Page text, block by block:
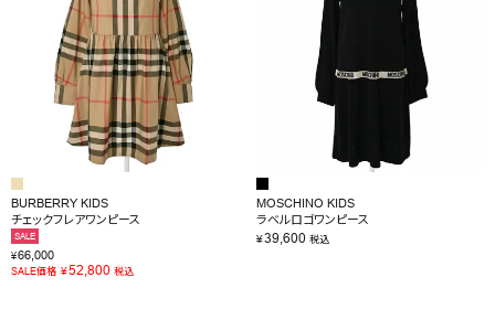
BURBERRY KIDS
チェックフレアワンピース
SALE
¥66,000
SALE価格 ¥52,800 税込
MOSCHINO KIDS
ラベルロゴワンピース
¥39,600 税込